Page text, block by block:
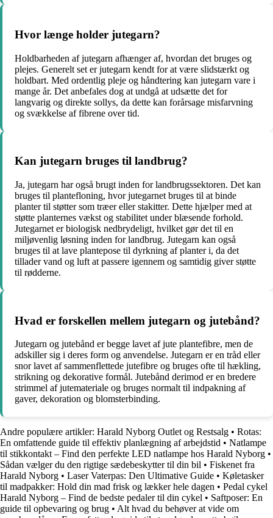
Hvor længe holder jutegarn?
Holdbarheden af ​​jutegarn afhænger af, hvordan det bruges og
plejes. Generelt set er jutegarn kendt for at være slidstærkt og
holdbart. Med ordentlig pleje og håndtering kan jutegarn vare i
mange år. Det anbefales dog at undgå at udsætte det for
langvarig og direkte sollys, da dette kan forårsage misfarvning
og svækkelse af fibrene over tid.
Kan jutegarn bruges til landbrug?
Ja, jutegarn har også brugt inden for landbrugssektoren. Det kan
bruges til plantefloning, hvor jutegarnet bruges til at binde
planter til støtter som træer eller stakitter. Dette hjælper med at
støtte planternes vækst og stabilitet under blæsende forhold.
Jutegarnet er biologisk nedbrydeligt, hvilket gør det til en
miljøvenlig løsning inden for landbrug. Jutegarn kan også
bruges til at lave plantepose til dyrkning af planter i, da det
tillader vand og luft at passere igennem og samtidig giver støtte
til rødderne.
Hvad er forskellen mellem jutegarn og jutebånd?
Jutegarn og jutebånd er begge lavet af jute plantefibre, men de
adskiller sig i deres form og anvendelse. Jutegarn er en tråd eller
snor lavet af sammenflettede jutefibre og bruges ofte til hækling,
strikning og dekorative formål. Jutebånd derimod er en bredere
strimmel af jutemateriale og bruges normalt til indpakning af
gaver, dekoration og blomsterbinding.
Andre populære artikler: Harald Nyborg Outlet og Restsalg • Rotas:
En omfattende guide til effektiv planlægning af arbejdstid • Natlampe
til stikkontakt – Find den perfekte LED natlampe hos Harald Nyborg •
Sådan vælger du den rigtige sædebeskytter til din bil • Fiskenet fra
Harald Nyborg • Laser Vaterpas: Den Ultimative Guide • Køletasker
til madpakker: Hold din mad frisk og lækker hele dagen • Pedal cykel
Harald Nyborg – Find de bedste pedaler til din cykel • Saftposer: En
guide til opbevaring og brug • Alt hvad du behøver at vide om